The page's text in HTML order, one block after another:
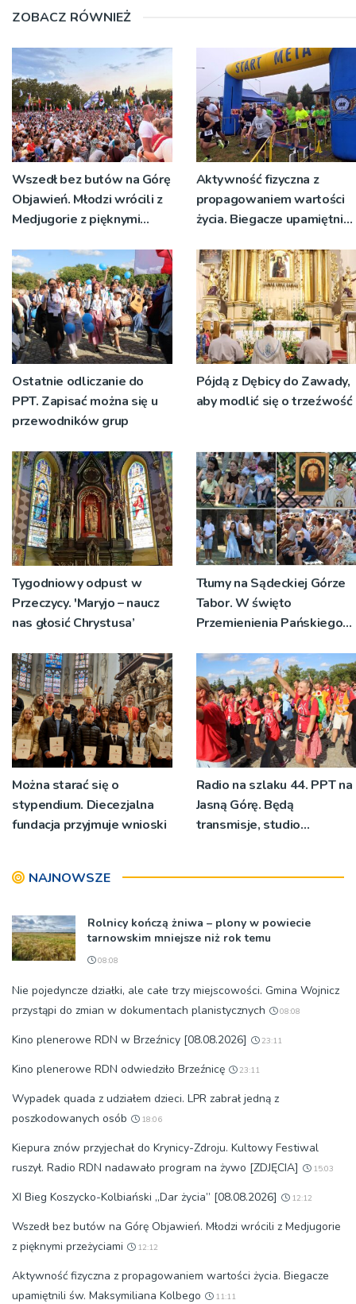
ZOBACZ RÓWNIEŻ
Wszedł bez butów na Górę
Objawień. Młodzi wrócili z
Medjugorie z pięknymi
Aktywność fizyczna z
propagowaniem wartości
życia. Biegacze upamiętnili
Ostatnie odliczanie do
PPT. Zapisać można się u
przewodników grup
Pójdą z Dębicy do Zawady,
aby modlić się o trzeźwość
Tygodniowy odpust w
Przeczycy. 'Maryjo – naucz
nas głosić Chrystusa’
Tłumy na Sądeckiej Górze
Tabor. W święto
Przemienienia Pańskiego
znaczeniu Sakramentów
[ZDJĘCIA]
Można starać się o
stypendium. Diecezjalna
fundacja przyjmuje wnioski
Radio na szlaku 44. PPT na
Jasną Górę. Będą
transmisje, studio
NAJNOWSZE
Rolnicy kończą żniwa – plony w powiecie
tarnowskim mniejsze niż rok temu
08:08
Nie pojedyncze działki, ale całe trzy miejscowości. Gmina Wojnicz
przystąpi do zmian w dokumentach planistycznych
08:08
Kino plenerowe RDN w Brzeźnicy [08.08.2026] 23:11
Kino plenerowe RDN odwiedziło Brzeźnicę 23:11
Wypadek quada z udziałem dzieci. LPR zabrał jedną z
poszkodowanych osób
18:06
Kiepura znów przyjechał do Krynicy-Zdroju. Kultowy Festiwal
ruszył. Radio RDN nadawało program na żywo [ZDJĘCIA]
15:03
XI Bieg Koszycko-Kolbiański „Dar życia” [08.08.2026] 12:12
Wszedł bez butów na Górę Objawień. Młodzi wrócili z Medjugorie
z pięknymi przeżyciami
12:12
Aktywność fizyczna z propagowaniem wartości życia. Biegacze
upamiętnili św. Maksymiliana Kolbego
11:11